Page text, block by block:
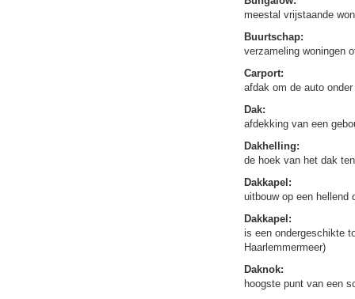
meestal vrijstaande
Buurtschap:
verzameling woningen
Carport:
afdak om de auto
Dak:
afdekking van een
Dakhelling:
de hoek van het dak
Dakkapel:
uitbouw op een hellend
Dakkapel:
is een ondergeschikte
Haarlemmermeer)
Daknok:
hoogste punt van een